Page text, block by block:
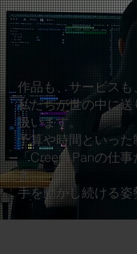
作品も、サービス
私たちが世の中に
扱います。
予算や時間といっ
「Creem Panの仕
き、
手を動かし続ける